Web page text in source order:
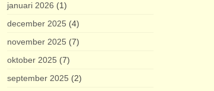
januari 2026 (1)
december 2025 (4)
november 2025 (7)
oktober 2025 (7)
september 2025 (2)